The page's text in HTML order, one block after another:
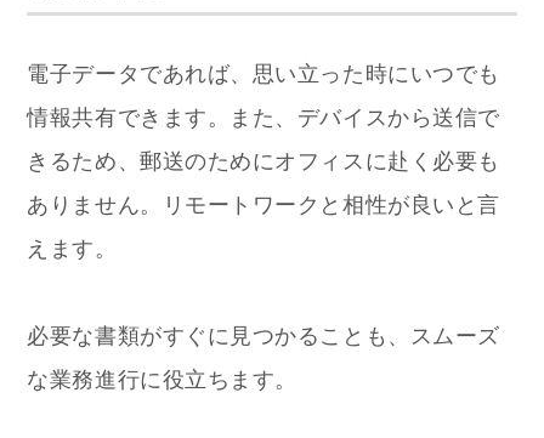
電子データであれば、思い立った時にいつでも
情報共有できます。また、デバイスから送信で
きるため、郵送のためにオフィスに赴く必要も
ありません。リモートワークと相性が良いと言
えます。
必要な書類がすぐに見つかることも、スムーズ
な業務進行に役立ちます。